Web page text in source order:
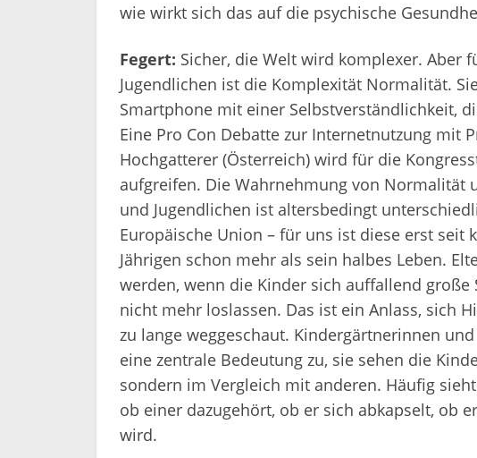
wie wirkt sich das auf die psychische
Fegert: Sicher, die Welt wird komplexer. Aber
Jugendlichen ist die Komplexität Normalität.
Smartphone mit einer Selbstverständlichkeit,
Eine Pro Con Debatte zur Internetnutzung mit
Hochgatterer (Österreich) wird für die
aufgreifen. Die Wahrnehmung von Normalität
und Jugendlichen ist altersbedingt
Europäische Union – für uns ist diese erst seit
Jährigen schon mehr als sein halbes Leben.
werden, wenn die Kinder sich auffallend
nicht mehr loslassen. Das ist ein Anlass, sich
zu lange weggeschaut. Kindergärtnerinnen
eine zentrale Bedeutung zu, sie sehen die
sondern im Vergleich mit anderen. Häufig
ob einer dazugehört, ob er sich abkapselt, ob
wird.